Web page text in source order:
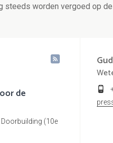
steeds worden vergoed op
de
(10e